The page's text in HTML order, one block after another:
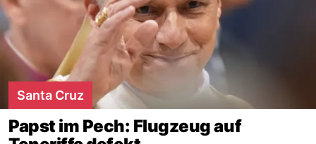
Santa Cruz
Papst im Pech: Flugzeug auf